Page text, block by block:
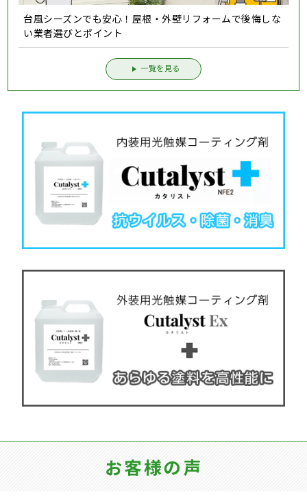
台風シーズンでも安心！屋根・外壁リフォームで後悔しな
い業者選びとポイント
一覧を見る
お客様の声